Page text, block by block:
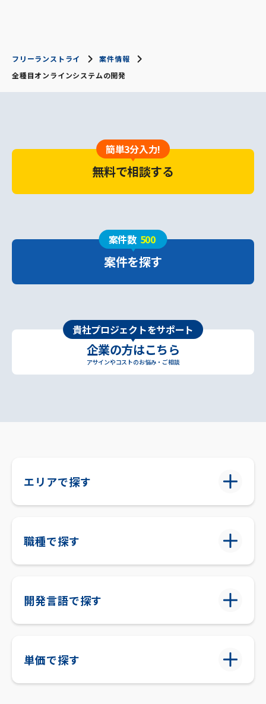
フリーランストライ
案件情報
全種目オンラインシステムの開発
簡単3分入力!
無料で相談する
案件数 500
案件を探す
貴社プロジェクトをサポート
企業の方はこちら
アサインやコストのお悩み・ご相談
エリアで探す
職種で探す
開発言語で探す
単価で探す